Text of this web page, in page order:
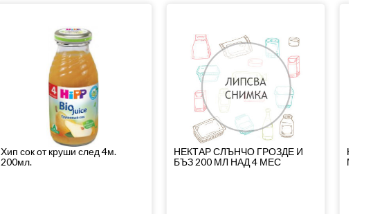
Хип сок от круши след 4м.
200мл.
НЕКТАР СЛЪНЧО ГРОЗДЕ И
БЪЗ 200 МЛ НАД 4 МЕС
МЛ